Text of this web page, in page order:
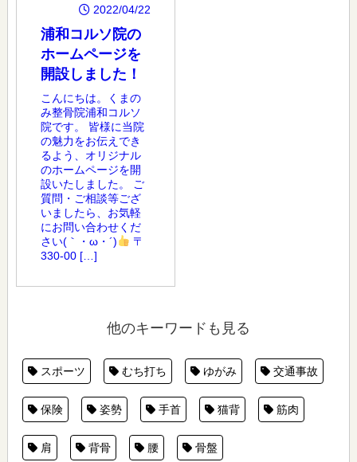
2022/04/22
浦和コルソ院の
ホームページを
開設しました！
こんにちは。くまの
み整骨院浦和コルソ
院です。 皆様に当院
の魅力をお伝えでき
るよう、オリジナル
のホームページを開
設いたしました。 ご
質問・ご相談等ござ
いましたら、お気軽
にお問い合わせくだ
さい(｀・ω・´)
〒
330-00 […]
他のキーワードも見る
スポーツ むち打ち ゆがみ 交通事故
保険 姿勢 手首 猫背 筋肉
肩 背骨 腰 骨盤